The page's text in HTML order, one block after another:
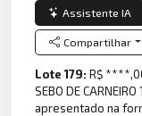
Assistente IA
Compartilhar
Lote 179:R$
SEBO DE
apresentado na